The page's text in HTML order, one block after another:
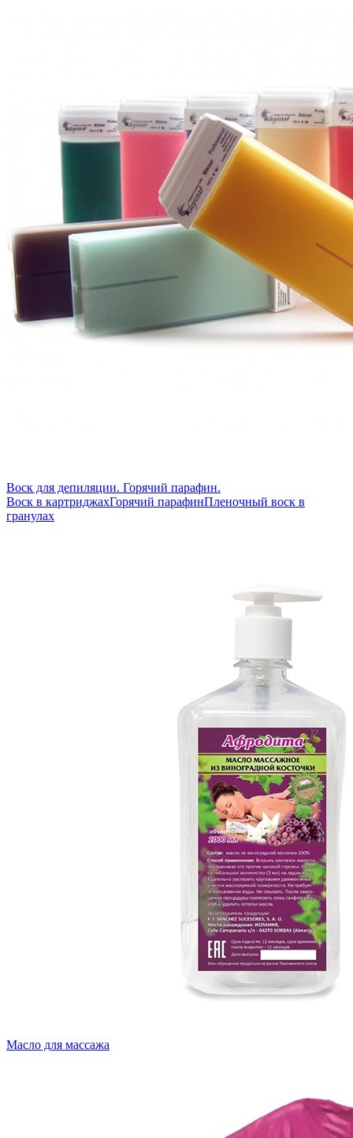
Воск для депиляции. Горячий парафин.
Воск в картриджахГорячий парафинПленочный воск в
гранулах
Масло для массажа